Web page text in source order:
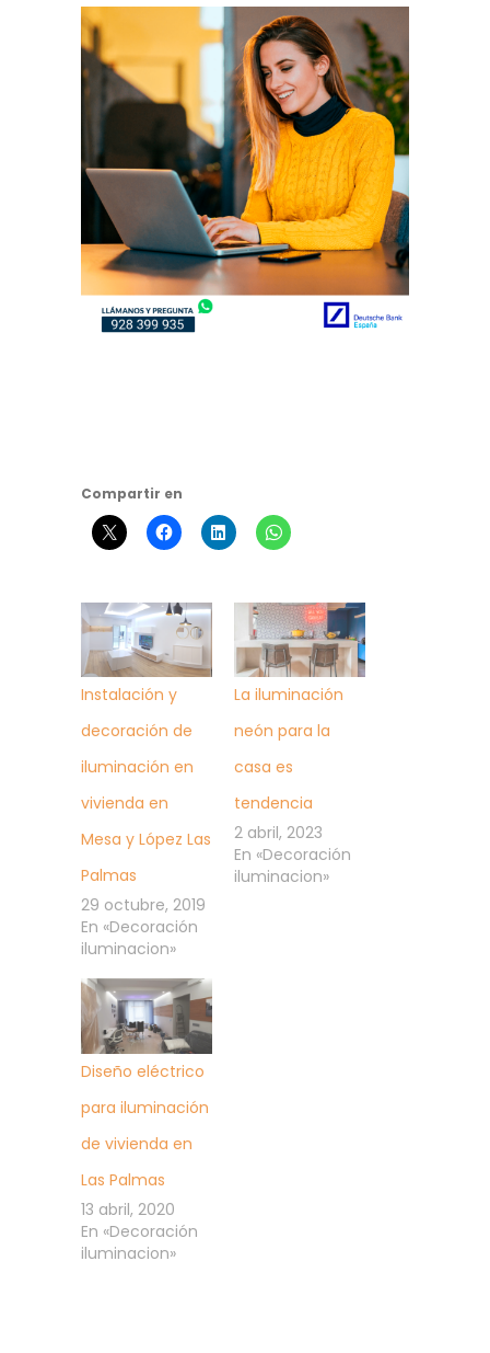
Compartir en
Instalación y
decoración de
iluminación en
vivienda en
Mesa y López Las
Palmas
29 octubre, 2019
En «Decoración
iluminacion»
La iluminación
neón para la
casa es
tendencia
2 abril, 2023
En «Decoración
iluminacion»
Diseño eléctrico
para iluminación
de vivienda en
Las Palmas
13 abril, 2020
En «Decoración
iluminacion»